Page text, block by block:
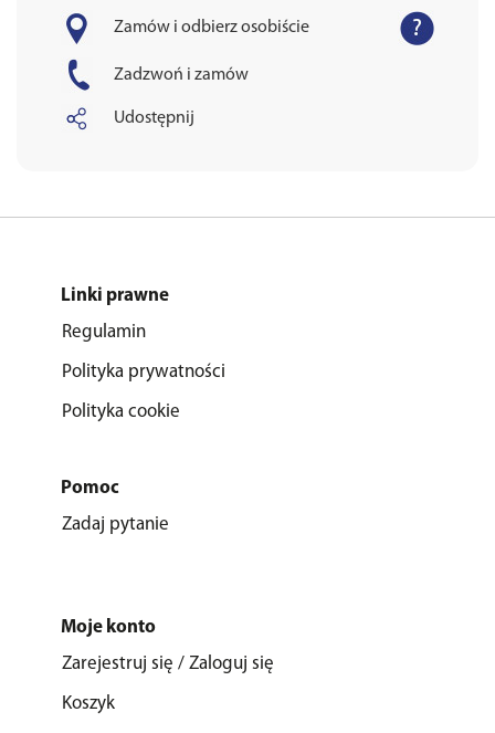
Zamów i odbierz osobiście
Zadzwoń i zamów
Udostępnij
Linki prawne
Regulamin
Polityka prywatności
Polityka cookie
Pomoc
Zadaj pytanie
Moje konto
Zarejestruj się / Zaloguj się
Koszyk